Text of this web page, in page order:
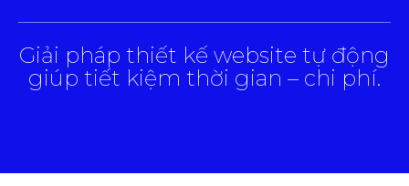
Giải pháp thiết kế website tự động
giúp tiết kiệm thời gian – chi phí.